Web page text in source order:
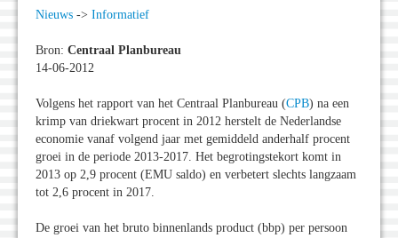
Nieuws -> Informatief
Bron: Centraal Planbureau
14-06-2012
Volgens het rapport van het Centraal Planbureau (CPB) na een
krimp van driekwart procent in 2012 herstelt de Nederlandse
economie vanaf volgend jaar met gemiddeld anderhalf procent
groei in de periode 2013-2017. Het begrotingstekort komt in
2013 op 2,9 procent (EMU saldo) en verbetert slechts langzaam
tot 2,6 procent in 2017.
De groei van het bruto binnenlands product (bbp) per persoon